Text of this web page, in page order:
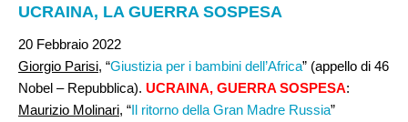
UCRAINA, LA GUERRA SOSPESA
20 Febbraio 2022
Giorgio Parisi, “Giustizia per i bambini dell’Africa” (appello di 46
Nobel – Repubblica). UCRAINA, GUERRA SOSPESA:
Maurizio Molinari, “Il ritorno della Gran Madre Russia”